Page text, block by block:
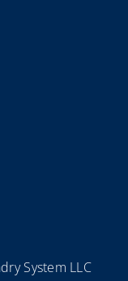
System LLC